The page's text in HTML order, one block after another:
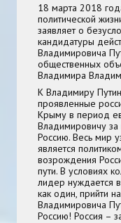
18 марта 2018
политической
заявляет о
кандидатуры
Владимировича
общественных
Владимира
К Владимиру
проявленные
Крыму в период
Владимировичу
Россию. Весь мир
является
возрождения
пути. В условиях
лидер нуждается
как один, прийти
Владимировича
Россию! Россия –